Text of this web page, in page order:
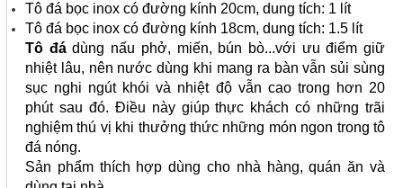
Tô đá bọc inox có đường kính 20cm, dung tích: 1 lít
Tô đá bọc inox có đường kính 18cm, dung tích: 1.5 lít
Tô đádùng nấu phở, miến, bún bò...với ưu điểm giữ
nhiệt lâu, nên nước dùng khi mang ra bàn vẫn sủi sùng
sục nghi ngút khói và nhiệt độ vẫn cao trong hơn 20
phút sau đó. Điều này giúp thực khách có những trãi
nghiệm thú vị khi thưởng thức những món ngon trong tô
đá nóng.
Sản phẩm thích hợp dùng cho nhà hàng, quán ăn và